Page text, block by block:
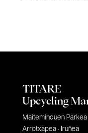
TITARE
Upcycling
Maiteminduen Parkea
Arrotxapea · Iruñea